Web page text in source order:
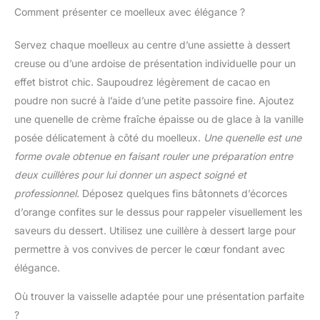
aux poignées situées sur
la base. Versatiles, ils
micro-ondes et
réfrigérateur.
Nous accordons la
et à votre plaisir, afin que
vous puissiez cuisiner
produits chimiques
nocifs. Le moule à
muffins en silicone
mesure 6,5 cm à la base,
cm de hauteur. Notre
moule à muffins en
silicone s'adapte à tous
les modèles de friteuses
la chaleur jusqu'à 230
°C】 Nos moules en
températures pouvant
Comment présenter ce moelleux avec élégance ?
Servez chaque moelleux au centre d’une assiette à dessert
creuse ou d’une ardoise de présentation individuelle pour un
effet bistrot chic. Saupoudrez légèrement de cacao en
poudre non sucré à l’aide d’une petite passoire fine. Ajoutez
une quenelle de crème fraîche épaisse ou de glace à la vanille
posée délicatement à côté du moelleux. Une quenelle est une
forme ovale obtenue en faisant rouler une préparation entre
deux cuillères pour lui donner un aspect soigné et
professionnel. Déposez quelques fins bâtonnets d’écorces
d’orange confites sur le dessus pour rappeler visuellement les
saveurs du dessert. Utilisez une cuillère à dessert large pour
permettre à vos convives de percer le cœur fondant avec
élégance.
Où trouver la vaisselle adaptée pour une présentation parfaite
?